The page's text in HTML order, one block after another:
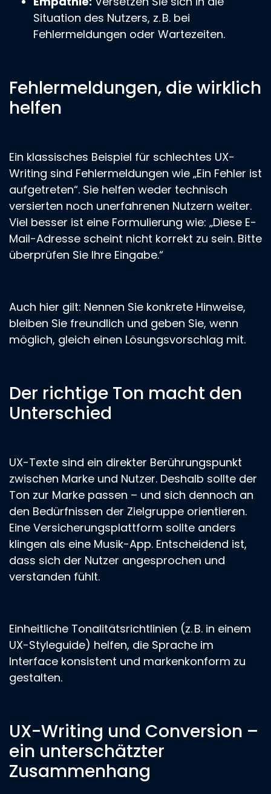
Situation des Nutzers, z. B. bei
Fehlermeldungen oder Wartezeiten.
Fehlermeldungen, die wirklich
helfen
Ein klassisches Beispiel für schlechtes UX-
Writing sind Fehlermeldungen wie „Ein Fehler ist
aufgetreten“. Sie helfen weder technisch
versierten noch unerfahrenen Nutzern weiter.
Viel besser ist eine Formulierung wie: „Diese E-
Mail-Adresse scheint nicht korrekt zu sein. Bitte
überprüfen Sie Ihre Eingabe.“
Auch hier gilt: Nennen Sie konkrete Hinweise,
bleiben Sie freundlich und geben Sie, wenn
möglich, gleich einen Lösungsvorschlag mit.
Der richtige Ton macht den
Unterschied
UX-Texte sind ein direkter Berührungspunkt
zwischen Marke und Nutzer. Deshalb sollte der
Ton zur Marke passen – und sich dennoch an
den Bedürfnissen der Zielgruppe orientieren.
Eine Versicherungsplattform sollte anders
klingen als eine Musik-App. Entscheidend ist,
dass sich der Nutzer angesprochen und
verstanden fühlt.
Einheitliche Tonalitätsrichtlinien (z. B. in einem
UX-Styleguide) helfen, die Sprache im
Interface konsistent und markenkonform zu
gestalten.
UX-Writing und Conversion –
ein unterschätzter
Zusammenhang